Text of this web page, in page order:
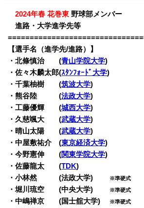
・2024年春 花巻東 野球部メンバー
・進路・大学進学先等
【選手名（進学先/進路）】
・北條慎治 (青山学院大学)
・佐々木麟太郎(ｽﾀﾝﾌｫｰﾄﾞ大学)
・千葉柚樹 (筑波大学)
・熊谷陸 (法政大学)
・工藤優輝 (城西大学)
・久慈颯大 (武蔵大学)
・晴山太陽 (武蔵大学)
・中屋敷祐介 (東京経済大学)
・今野憲伸 (関東学院大学)
・佐藤龍太 (TDK)
・小林然 (法政大学)
※準硬式
・堀川琉空 (中央大学) ※準硬式
・中嶋禅京 (国士舘大学) ※準硬式